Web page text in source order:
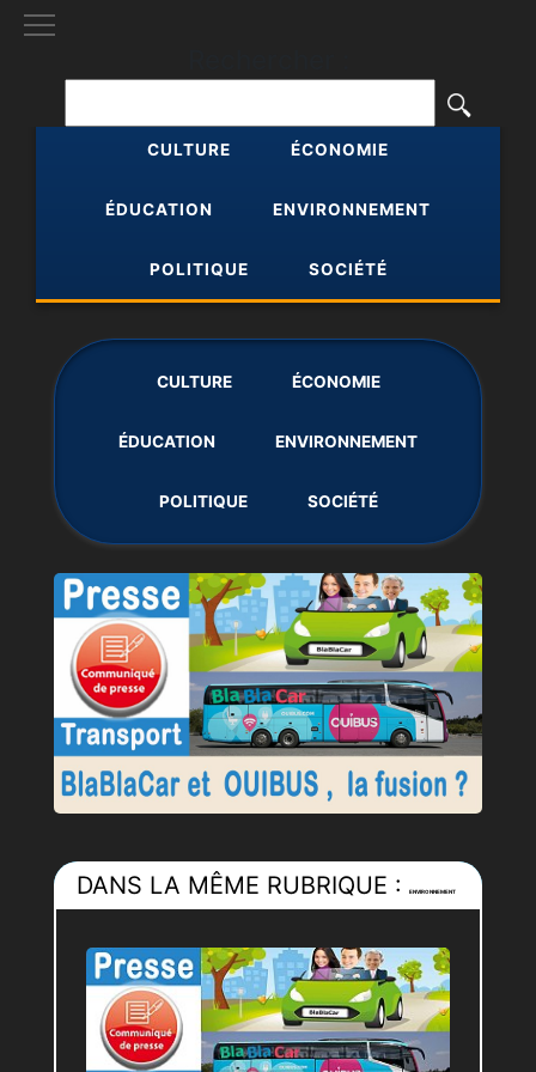
CULTURE ÉCONOMIE
ÉDUCATION ENVIRONNEMENT
POLITIQUE SOCIÉTÉ
CULTURE ÉCONOMIE
ÉDUCATION ENVIRONNEMENT
POLITIQUE SOCIÉTÉ
DANS LA MÊME RUBRIQUE :ENVIRONNEMENT